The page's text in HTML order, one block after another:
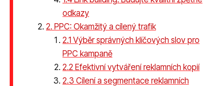
odkazy
2. PPC: Okamžitý a cílený trafik
2.1 Výběr správných klíčových slov pro
PPC kampaně
2.2 Efektivní vytváření reklamních kopií
2.3 Cílení a segmentace reklamních